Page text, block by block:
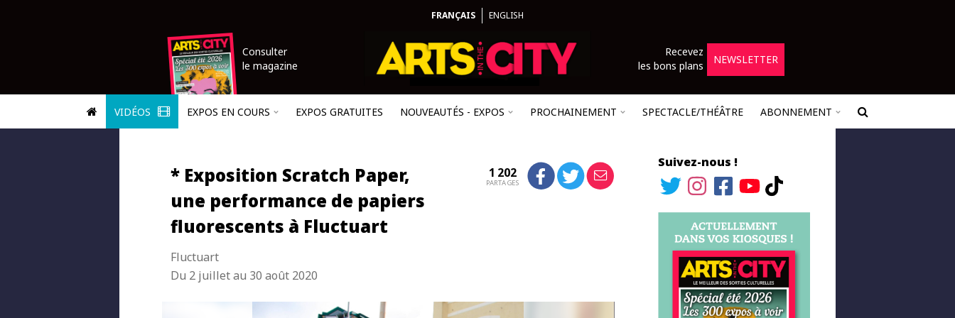
FRANÇAIS ENGLISH
Consulter
le magazine
Recevez
les bons plans
NEWSLETTER
VIDÉOS EXPOS EN COURS EXPOS GRATUITES NOUVEAUTÉS - EXPOS PROCHAINEMENT SPECTACLE/THÉÂTRE ABONNEMENT
* Exposition Scratch Paper,
une performance de papiers
fluorescents à Fluctuart
Fluctuart
Du 2 juillet au 30 août 2020
1 202
PARTAGES
Suivez-nous !